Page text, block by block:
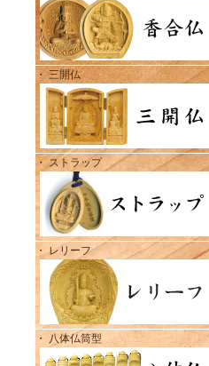
・ 三開仏
・ ストラップ
・ レリーフ
・ 八体仏筒型